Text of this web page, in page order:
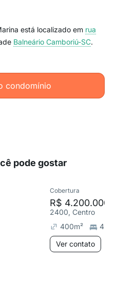
está localizado em rua
Balneário Camboriú-SC.
condomínio
pode gostar
Cobertura
R$ 4.200.000
2400, Centro
400m²
4
Ver contato